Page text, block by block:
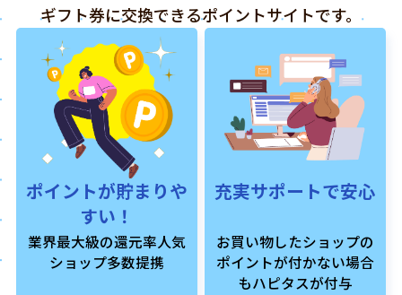
ギフト券に交換できるポイントサイトです。
ポイントが貯まりや
すい！
業界最大級の還元率人気
ショップ多数提携
充実サポートで安心
お買い物したショップの
ポイントが付かない場合
もハピタスが付与